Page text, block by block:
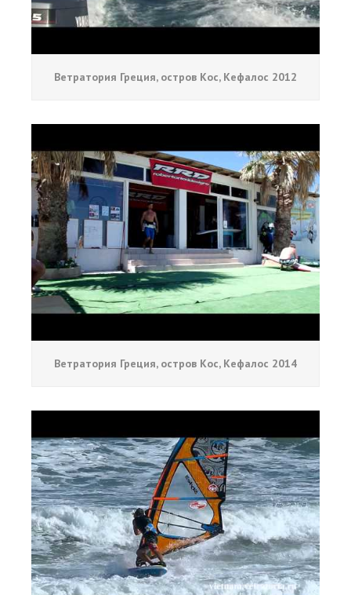
Ветратория Греция, остров Кос, Кефалос 2012
Ветратория Греция, остров Кос, Кефалос 2014